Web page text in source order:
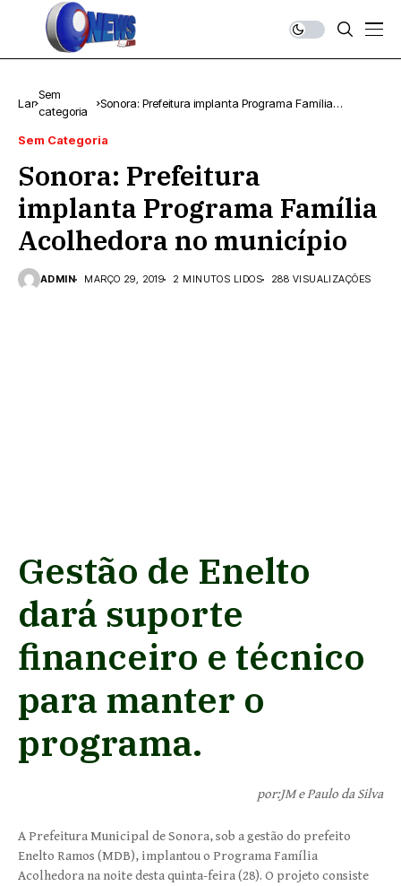
Lar
Sem
categoria
Sonora: Prefeitura implanta Programa Família
Sem Categoria
Sonora: Prefeitura
implanta Programa Família
Acolhedora no município
ADMIN MARÇO 29, 2019 2 MINUTOS LIDOS 288 VISUALIZAÇÕES
Gestão de Enelto
dará suporte
financeiro e técnico
para manter o
programa.
por:JM e Paulo da Silva
A Prefeitura Municipal de Sonora, sob a gestão do prefeito
Enelto Ramos (MDB), implantou o Programa Família
Acolhedora na noite desta quinta-feira (28). O projeto consiste